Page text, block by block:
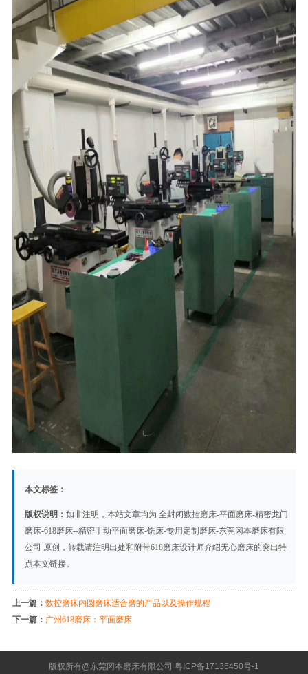
本文标签：
版权说明： 如非注明，本站文章均为 全封闭数控磨床-平面磨床-精密龙门
磨床-618磨床--精密手动平面磨床-铣床-专用定制磨床-东莞冈本磨床有限
公司 原创，转载请注明出处和附带618磨床设计师介绍无心磨床的突出特
点本文链接。
上一篇： 数控磨床内圆磨床适合磨的产品以及操作规程
下一篇： 广州618磨床：平面磨床
版权所有@东莞冈本磨床有限公司 粤ICP备17136450号-1